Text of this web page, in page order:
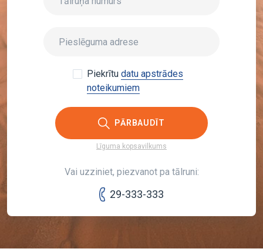
Piekrītu datu apstrādes
noteikumiem
PĀRBAUDĪT
Līguma kopsavilkums
Vai uzziniet, piezvanot pa tālruni:
29-333-333